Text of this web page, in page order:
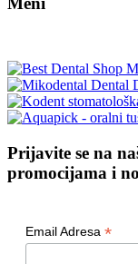
Prijavite se na
promocijama i
Email Adresa *